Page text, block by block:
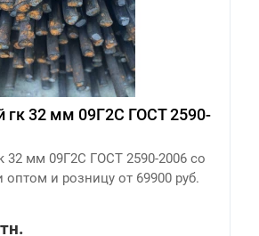
гк 32 мм 09Г2С ГОСТ 2590-
32 мм 09Г2С ГОСТ 2590-2006 со
оптом и розницу от 69900 руб.